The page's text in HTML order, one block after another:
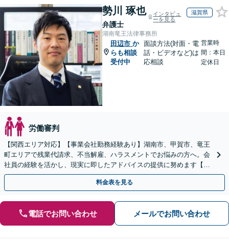
勢川 琢也
弁護士
インタビュ
ーを見る
滋賀県
湖南竜王法律事務所
田辺市 か
らも相談
受付中
面談方法(対面・電
話・ビデオなど)は
応相談
営業時
間：本日
定休日
労働審判
【関西エリア対応】【事業会社勤務経験あり】湖南市、甲賀市、竜王
町エリアで残業代請求、不当解雇、ハラスメントでお悩みの方へ。会
社員の経験を活かし、現実に即したアドバイスの提供に努めます【労
使双方に対応】【Web面談OK】
料金表を見る
電話でお問い合わせ メールでお問い合わせ